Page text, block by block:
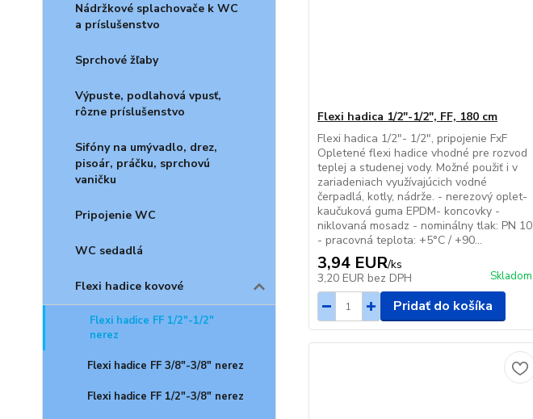
Nádržkové splachovače k WC
a príslušenstvo
Sprchové žľaby
Výpuste, podlahová vpusť,
rôzne príslušenstvo
Sifóny na umývadlo, drez,
pisoár, práčku, sprchovú
vaničku
Pripojenie WC
WC sedadlá
Flexi hadice kovové
Flexi hadice FF 1/2"-1/2"
nerez
Flexi hadice FF 3/8"-3/8" nerez
Flexi hadice FF 1/2"-3/8" nerez
Flexi hadica 1/2"-1/2", FF, 180 cm
Flexi hadica 1/2"- 1/2", pripojenie FxF
Opletené flexi hadice vhodné pre rozvod
teplej a studenej vody. Možné použiť i v
zariadeniach využívajúcich vodné
čerpadlá, kotly, nádrže. - nerezový oplet-
kaučuková guma EPDM- koncovky -
niklovaná mosadz - nominálny tlak: PN 10
- pracovná teplota: +5°C / +90...
3,94 EUR/ks
3,20 EUR bez DPH Skladom
Pridať do košíka